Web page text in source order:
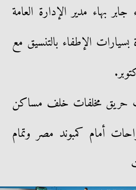
جابر بهاء مدير الإدارة العامة
بسيارات الإطفاء بالتنسيق مع
حريق مخلفات خلف مساكن
أمام كمبوند مصر وتمام